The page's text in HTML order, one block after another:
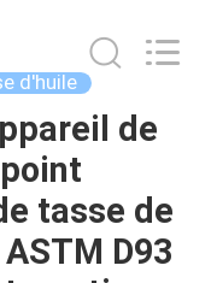
d'huile
de
tasse de
D93